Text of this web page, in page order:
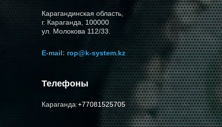
Карагандинская область,
г. Караганда, 100000
ул. Молокова 112/33.
E-mail: rop@k-system.kz
Телефоны
Караганда:+77081525705